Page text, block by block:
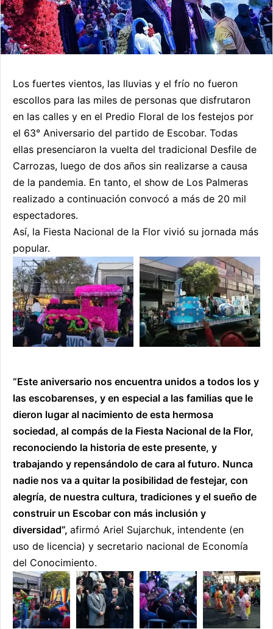
Los fuertes vientos, las lluvias y el frío no fueron
escollos para las miles de personas que disfrutaron
en las calles y en el Predio Floral de los festejos por
el 63° Aniversario del partido de Escobar. Todas
ellas presenciaron la vuelta del tradicional Desfile de
Carrozas, luego de dos años sin realizarse a causa
de la pandemia. En tanto, el show de Los Palmeras
realizado a continuación convocó a más de 20 mil
espectadores.
Así, la Fiesta Nacional de la Flor vivió su jornada más
popular.
“Este aniversario nos encuentra unidos a todos los y
las escobarenses, y en especial a las familias que le
dieron lugar al nacimiento de esta hermosa
sociedad, al compás de la Fiesta Nacional de la Flor,
reconociendo la historia de este presente, y
trabajando y repensándolo de cara al futuro. Nunca
nadie nos va a quitar la posibilidad de festejar, con
alegría, de nuestra cultura, tradiciones y el sueño de
construir un Escobar con más inclusión y
diversidad”, afirmó Ariel Sujarchuk, intendente (en
uso de licencia) y secretario nacional de Economía
del Conocimiento.